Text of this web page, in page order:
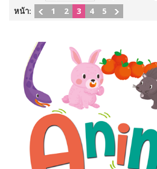
หน้า:
1 2 3 4 5